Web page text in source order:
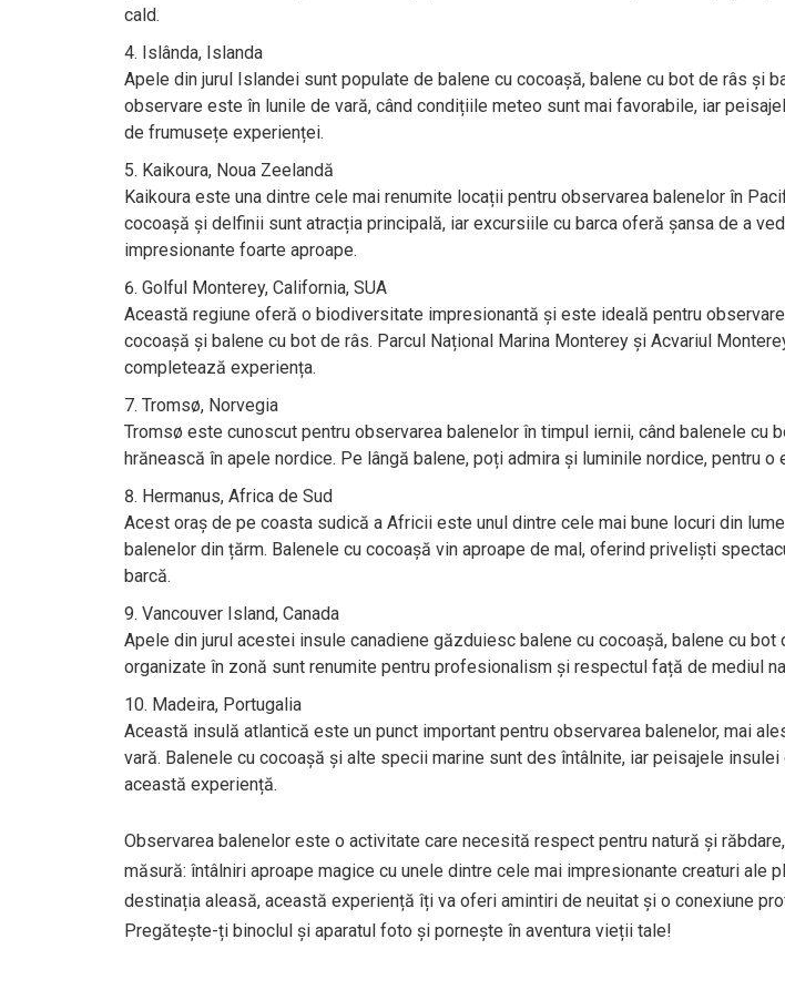
cald.
Islânda, Islanda
Apele din jurul Islandei sunt populate de balene cu cocoașă, balene cu bot de râs și
observare este în lunile de vară, când condițiile meteo sunt mai favorabile, iar
de frumusețe experienței.
Kaikoura, Noua Zeelandă
Kaikoura este una dintre cele mai renumite locații pentru observarea balenelor în
cocoașă și delfinii sunt atracția principală, iar excursiile cu barca oferă șansa de a
impresionante foarte aproape.
Golful Monterey, California, SUA
Această regiune oferă o biodiversitate impresionantă și este ideală pentru
cocoașă și balene cu bot de râs. Parcul Național Marina Monterey și Acvariul
completează experiența.
Tromsø, Norvegia
Tromsø este cunoscut pentru observarea balenelor în timpul iernii, când balenele cu
hrănească în apele nordice. Pe lângă balene, poți admira și luminile nordice, pentru o
Hermanus, Africa de Sud
Acest oraș de pe coasta sudică a Africii este unul dintre cele mai bune locuri din
balenelor din țărm. Balenele cu cocoașă vin aproape de mal, oferind priveliști
barcă.
Vancouver Island, Canada
Apele din jurul acestei insule canadiene găzduiesc balene cu cocoașă, balene cu bot
organizate în zonă sunt renumite pentru profesionalism și respectul față de mediul
Madeira, Portugalia
Această insulă atlantică este un punct important pentru observarea balenelor, mai
vară. Balenele cu cocoașă și alte specii marine sunt des întâlnite, iar peisajele
această experiență.
Observarea balenelor este o activitate care necesită respect pentru natură și
măsură: întâlniri aproape magice cu unele dintre cele mai impresionante creaturi ale
destinația aleasă, această experiență îți va oferi amintiri de neuitat și o conexiune
Pregătește-ți binoclul și aparatul foto și pornește în aventura vieții tale!